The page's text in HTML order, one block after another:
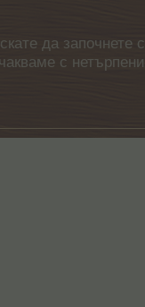
да
с